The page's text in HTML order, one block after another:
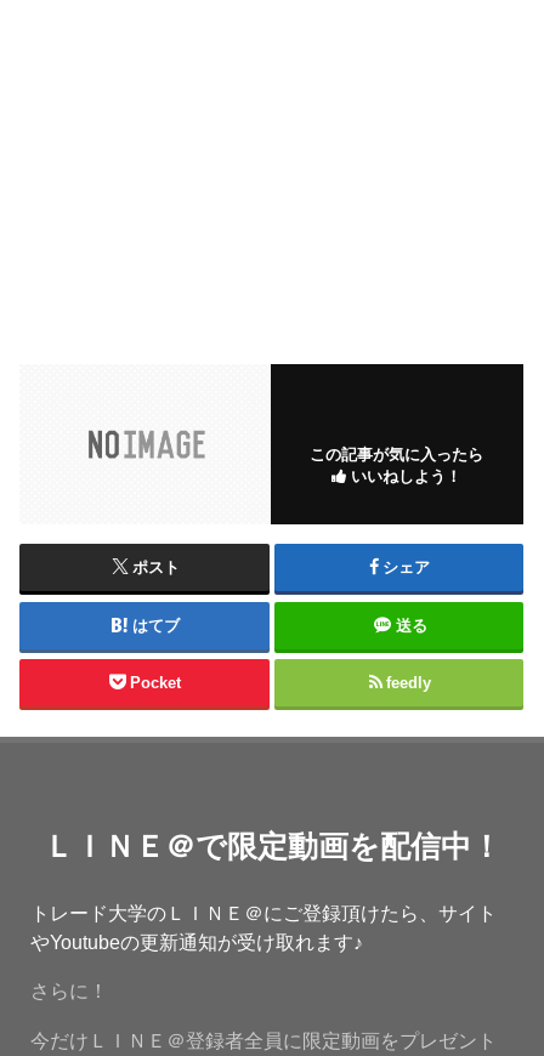
この記事が気に入ったら
いいねしよう！
ポスト シェア
はてブ 送る
Pocket feedly
ＬＩＮＥ＠で限定動画を配信中！
トレード大学のＬＩＮＥ＠にご登録頂けたら、サイト
やYoutubeの更新通知が受け取れます♪
さらに！
今だけＬＩＮＥ＠登録者全員に限定動画をプレゼント